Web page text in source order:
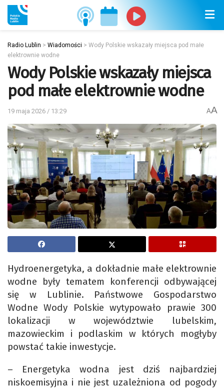
Radio Lublin > Wiadomości > Wody Polskie wskazały miejsca pod małe
elektrownie wodne
Wody Polskie wskazały miejsca
pod małe elektrownie wodne
19 maja 2026 / 13:29 AA
Hydroenergetyka, a dokładnie małe elektrownie
wodne były tematem konferencji odbywającej
się w Lublinie. Państwowe Gospodarstwo
Wodne Wody Polskie wytypowało prawie 300
lokalizacji w województwie lubelskim,
mazowieckim i podlaskim w których mogłyby
powstać takie inwestycje.
– Energetyka wodna jest dziś najbardziej
niskoemisyjna i nie jest uzależniona od pogody